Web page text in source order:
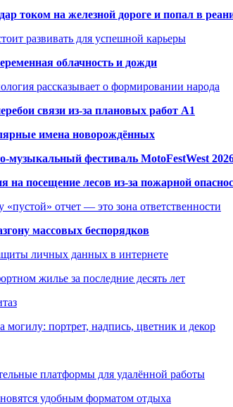
током на железной дороге и попал в
развивать для успешной карьеры
облачность и дожди
рассказывает о формировании народа
связи из-за плановых работ A1
имена новорождённых
музыкальный фестиваль MotoFestWest
на посещение лесов из-за пожарной
«пустой» отчет — это зона ответственности
массовых беспорядков
личных данных в интернете
жилье за последние десять лет
портрет, надпись, цветник и декор
платформы для удалённой работы
удобным форматом отдыха